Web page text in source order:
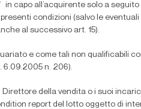
capo all’acquirente solo a seguito
condizioni (salvo le eventuali
al successivo art. 15).
e come tali non qualificabili
6.09.2005 n. 206).
Direttore della vendita o i suoi
report del lotto oggetto di